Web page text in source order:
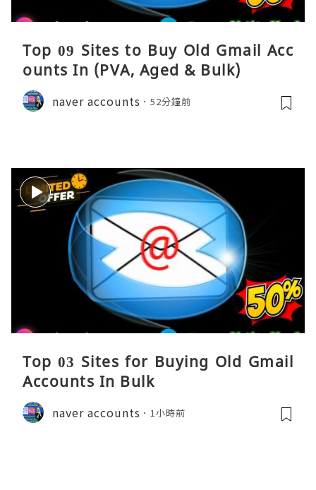
Top 09 Sites to Buy Old Gmail Acc
ounts In (PVA, Aged & Bulk)
naver accounts 52分鐘前
Top 03 Sites for Buying Old Gmail
Accounts In Bulk
naver accounts 1小時前